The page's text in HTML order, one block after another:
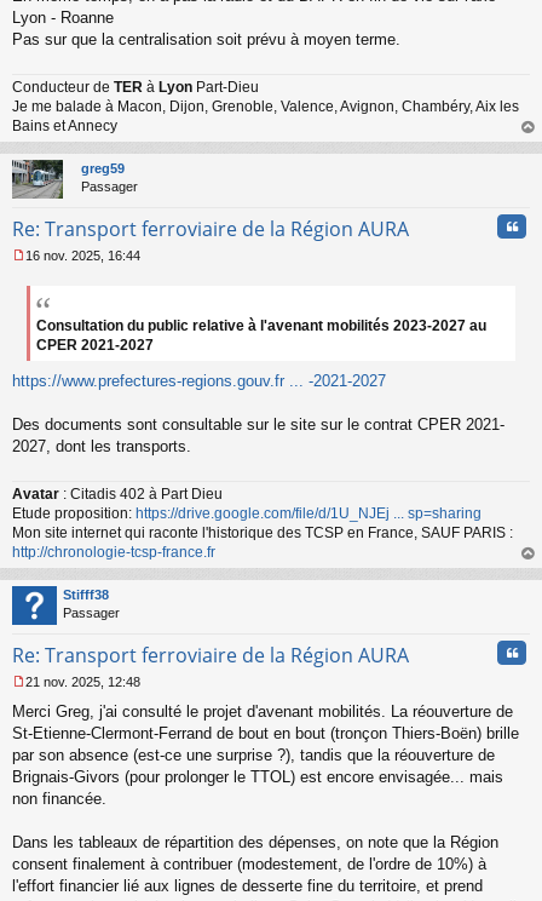
s
s
e
n
o
n
l
u
Lyon - Roanne
Pas sur que la centralisation soit prévu à moyen terme.
Conducteur de TER à Lyon Part-Dieu
Je me balade à Macon, Dijon, Grenoble, Valence, Avignon, Chambéry, Aix les
Bains et Annecy
au
greg59
Passager
Re: Transport ferroviaire de la Région AURA
e
g
e
n
l
16 nov. 2025, 16:44
Consultation du public relative à l'avenant mobilités 2023-2027 au
CPER 2021-2027
https://www.prefectures-regions.gouv.fr ... -2021-2027
Des documents sont consultable sur le site sur le contrat CPER 2021-
2027, dont les transports.
Avatar : Citadis 402 à Part Dieu
Etude proposition: https://drive.google.com/file/d/1U_NJEj ... sp=sharing
Mon site internet qui raconte l'historique des TCSP en France, SAUF PARIS :
http://chronologie-tcsp-france.fr
au
Stifff38
Passager
Re: Transport ferroviaire de la Région AURA
e
s
s
a
g
e
o
n
u
21 nov. 2025, 12:48
Merci Greg, j'ai consulté le projet d'avenant mobilités. La réouverture de
St-Etienne-Clermont-Ferrand de bout en bout (tronçon Thiers-Boën) brille
par son absence (est-ce une surprise ?), tandis que la réouverture de
Brignais-Givors (pour prolonger le TTOL) est encore envisagée... mais
non financée.
Dans les tableaux de répartition des dépenses, on note que la Région
consent finalement à contribuer (modestement, de l'ordre de 10%) à
l'effort financier lié aux lignes de desserte fine du territoire, et prend